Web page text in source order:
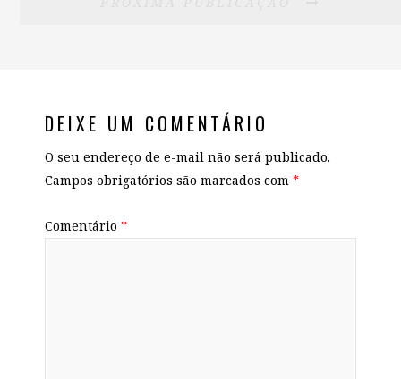
DEIXE UM COMENTÁRIO
O seu endereço de e-mail não será publicado.
Campos obrigatórios são marcados com *
Comentário *